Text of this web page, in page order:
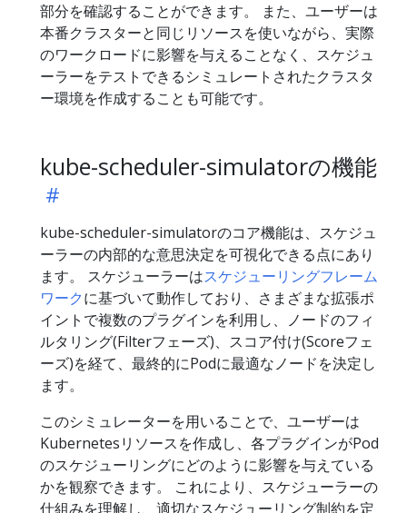
部分を確認することができます。 また、ユーザーは
本番クラスターと同じリソースを使いながら、実際
のワークロードに影響を与えることなく、スケジュ
ーラーをテストできるシミュレートされたクラスタ
ー環境を作成することも可能です。
kube-scheduler-simulatorの機能
kube-scheduler-simulatorのコア機能は、スケジュ
ーラーの内部的な意思決定を可視化できる点にあり
ます。 スケジューラーはスケジューリングフレーム
ワークに基づいて動作しており、さまざまな拡張ポ
イントで複数のプラグインを利用し、ノードのフィ
ルタリング(Filterフェーズ)、スコア付け(Scoreフェ
ーズ)を経て、最終的にPodに最適なノードを決定し
ます。
このシミュレーターを用いることで、ユーザーは
Kubernetesリソースを作成し、各プラグインがPod
のスケジューリングにどのように影響を与えている
かを観察できます。 これにより、スケジューラーの
仕組みを理解し、適切なスケジューリング制約を定